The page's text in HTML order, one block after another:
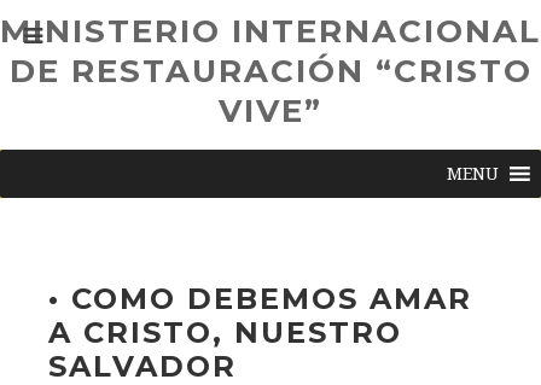
MINISTERIO INTERNACIONAL
DE RESTAURACIÓN “CRISTO
VIVE”
MENU
• COMO DEBEMOS AMAR
A CRISTO, NUESTRO
SALVADOR